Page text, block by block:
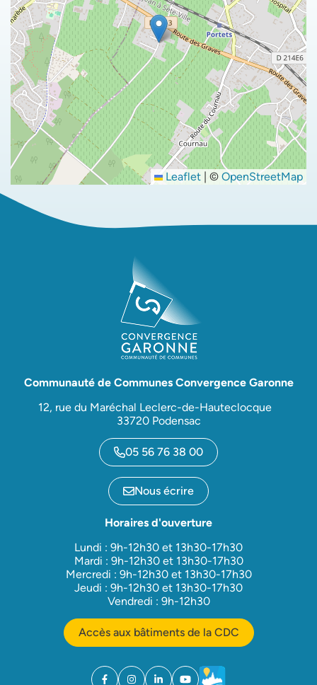
Leaflet | © OpenStreetMap
Communauté de Communes Convergence Garonne
12, rue du Maréchal Leclerc-de-Hauteclocque
33720 Podensac
05 56 76 38 00
Nous écrire
Horaires d'ouverture
Lundi : 9h-12h30 et 13h30-17h30
Mardi : 9h-12h30 et 13h30-17h30
Mercredi : 9h-12h30 et 13h30-17h30
Jeudi : 9h-12h30 et 13h30-17h30
Vendredi : 9h-12h30
Accès aux bâtiments de la CDC